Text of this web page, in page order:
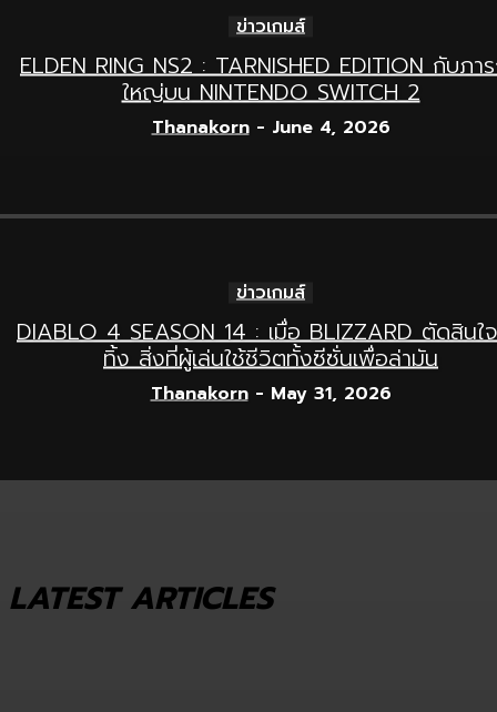
ข่าวเกมส์
ELDEN RING NS2 : TARNISHED EDITION กับภา
ใหญ่บน NINTENDO SWITCH 2
Thanakorn - June 4, 2026
ข่าวเกมส์
DIABLO 4 SEASON 14 : เมื่อ BLIZZARD ตัดสินใ
ทิ้ง สิ่งที่ผู้เล่นใช้ชีวิตทั้งซีซั่นเพื่อล่ามัน
Thanakorn - May 31, 2026
LATEST ARTICLES